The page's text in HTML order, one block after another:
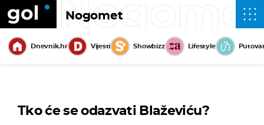
Nogomet
Dnevnik.hr Vijesti Showbizz Lifestyle
Tko će se odazvati Blaževiću?